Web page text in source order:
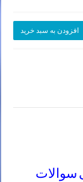
افزودن به سبد خرید
سوالات